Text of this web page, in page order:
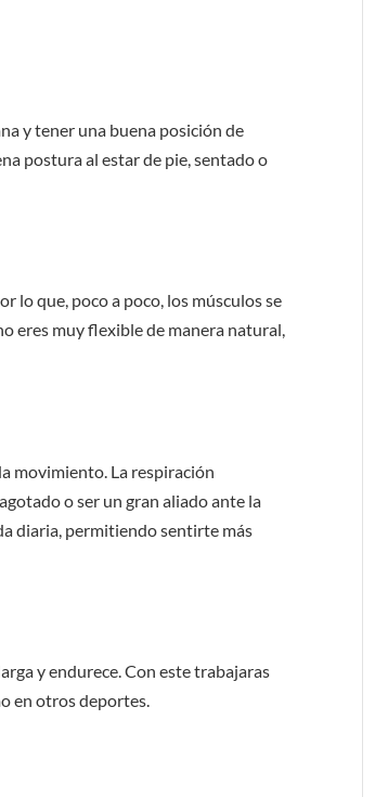
y tener una buena posición de
postura al estar de pie, sentado o
lo que, poco a poco, los músculos se
eres muy flexible de manera natural,
movimiento. La respiración
o ser un gran aliado ante la
diaria, permitiendo sentirte más
y endurece. Con este trabajaras
en otros deportes.